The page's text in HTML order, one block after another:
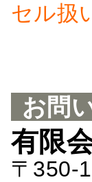
セル扱
お問
有限
〒350-